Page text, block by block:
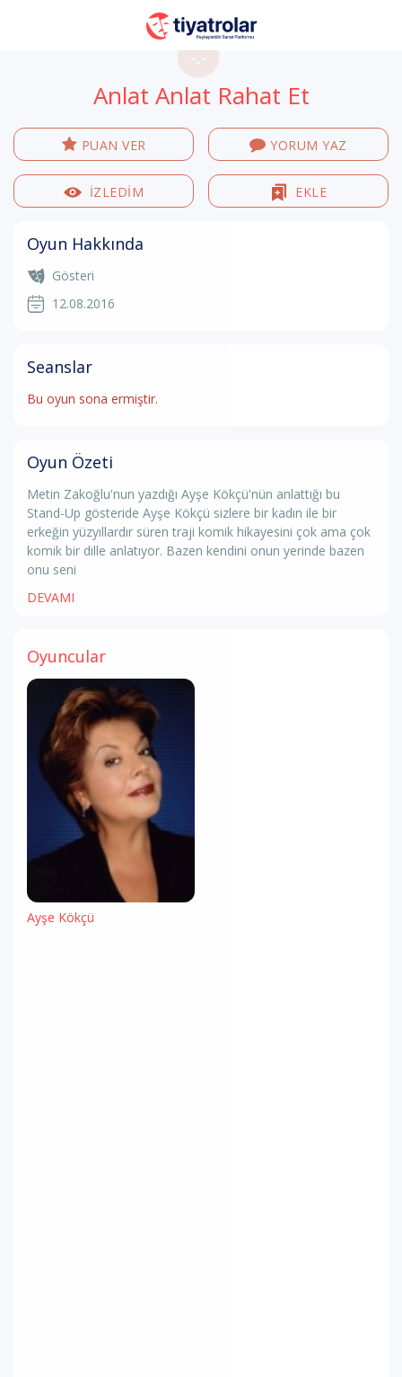
-.-
Anlat Anlat Rahat Et
PUAN VER YORUM YAZ
İZLEDİM EKLE
Oyun Hakkında
Gösteri
12.08.2016
Seanslar
Bu oyun sona ermiştir.
Oyun Özeti
Metin Zakoğlu'nun yazdığı Ayşe Kökçü'nün anlattığı bu
Stand-Up gösteride Ayşe Kökçü sizlere bir kadın ile bir
erkeğin yüzyıllardır süren traji komik hikayesini çok ama çok
komik bir dille anlatıyor. Bazen kendini onun yerinde bazen
onu seni
DEVAMI
Oyuncular
Ayşe Kökçü